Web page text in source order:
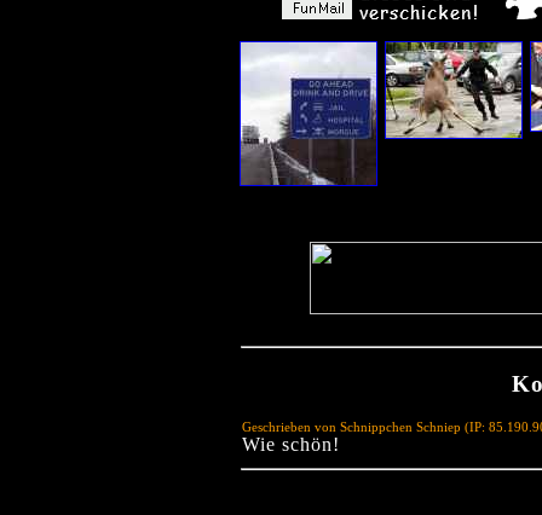
Geschrieben von Schnippchen Schniep (IP:
Wie schön!